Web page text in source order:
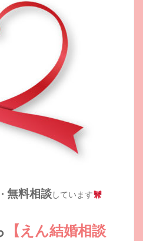
無料相談しています
【えん結婚相談